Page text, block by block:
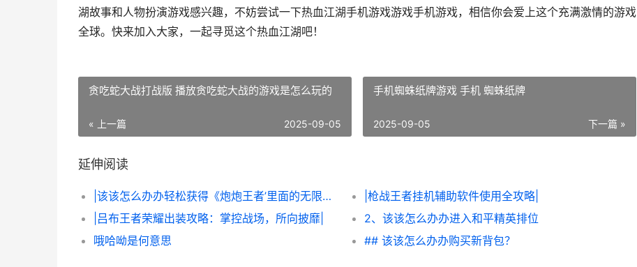
湖故事和人物扮演游戏感兴趣，不妨尝试一下热血江湖手机游戏游戏手机游戏，相信你会爱上这个充满激情的游戏
全球。快来加入大家，一起寻觅这个热血江湖吧！
贪吃蛇大战打战版 播放贪吃蛇大战的游戏是怎么玩的
« 上一篇 2025-09-05
手机蜘蛛纸牌游戏 手机 蜘蛛纸牌
下一篇 »
2025-09-05
延伸阅读
|该该怎么办办轻松获得《炮炮王者’里面的无限金币和星星|
|枪战王者挂机辅助软件使用全攻略|
|吕布王者荣耀出装攻略：掌控战场，所向披靡|
2、该该怎么办办进入和平精英排位
哦哈呦是何意思
## 该该怎么办办购买新背包？